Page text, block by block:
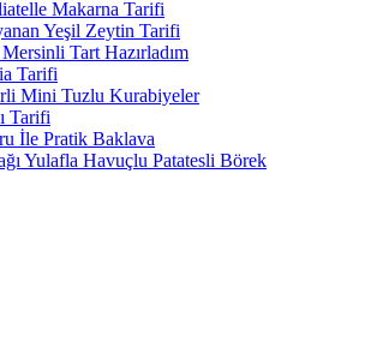
Makarna Tarifi
Yeşil Zeytin Tarifi
Tart Hazırladım
Tarifi
Mini Tuzlu Kurabiyeler
Tarifi
İle Pratik Baklava
Yulafla Havuçlu Patatesli Börek